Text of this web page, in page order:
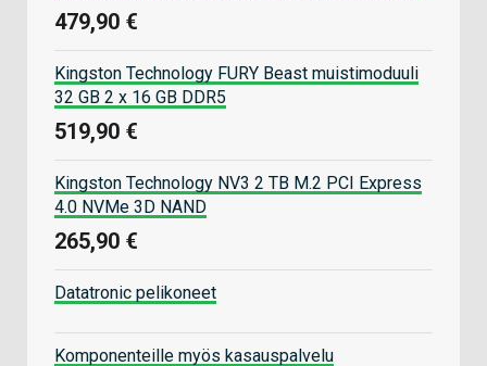
479,90 €
Kingston Technology FURY Beast muistimoduuli
32 GB 2 x 16 GB DDR5
519,90 €
Kingston Technology NV3 2 TB M.2 PCI Express
4.0 NVMe 3D NAND
265,90 €
Datatronic pelikoneet
Komponenteille myös kasauspalvelu